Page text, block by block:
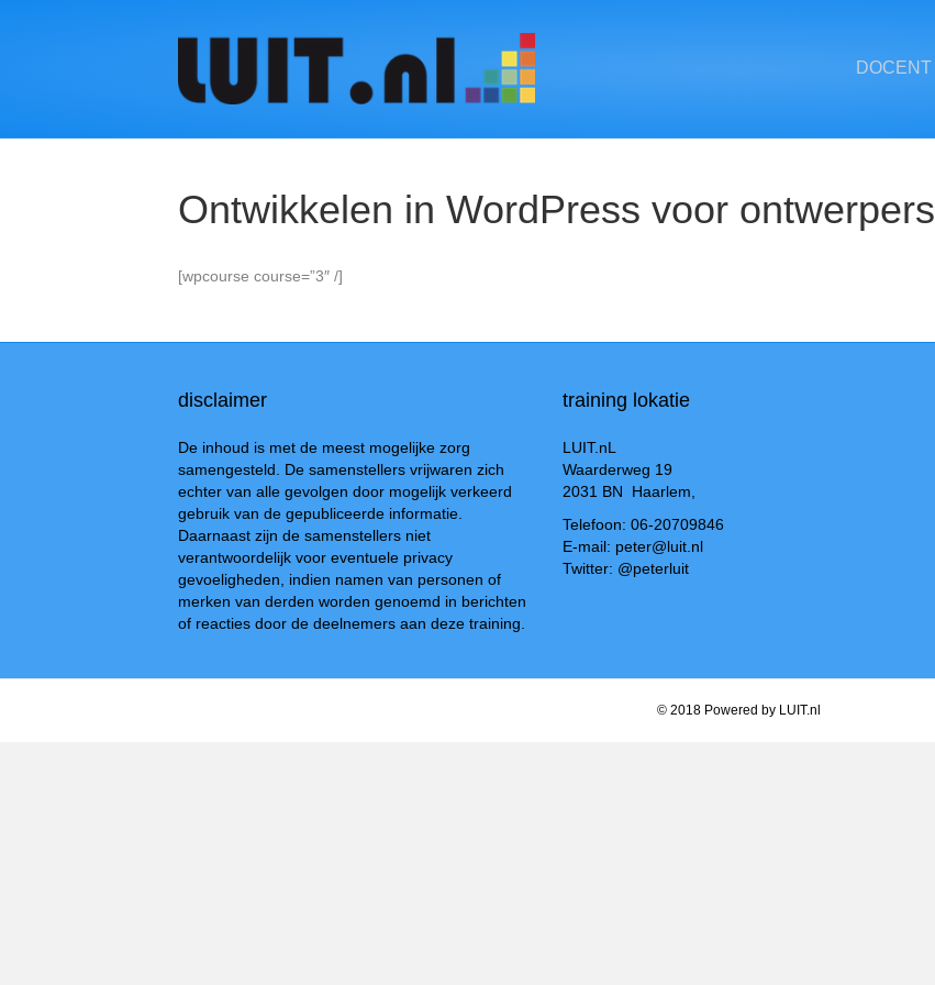
DOCENT
Ontwikkelen in WordPress voor ontwerpers
[wpcourse course=”3″ /]
disclaimer
De inhoud is met de meest mogelijke zorg
samengesteld. De samenstellers vrijwaren zich
echter van alle gevolgen door mogelijk verkeerd
gebruik van de gepubliceerde informatie.
Daarnaast zijn de samenstellers niet
verantwoordelijk voor eventuele privacy
gevoeligheden, indien namen van personen of
merken van derden worden genoemd in berichten
of reacties door de deelnemers aan deze training.
training lokatie
LUIT.nL
Waarderweg 19
2031 BN Haarlem,
Telefoon: 06-20709846
E-mail: peter@luit.nl
Twitter: @peterluit
© 2018 Powered by LUIT.nl